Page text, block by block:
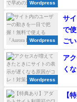
Wordpress
Wordpress
サ
で
ごい
Wordpress
ア
く
【